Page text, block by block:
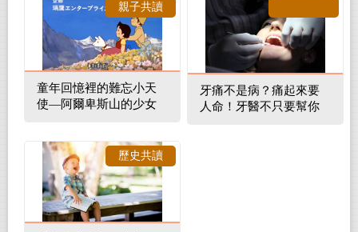
童年回憶裡的難忘小天
使—阿爾卑斯山的少女
親子共讀
牙痛不是病？痛起來要
人命！牙醫不只要幫你
歷史共讀